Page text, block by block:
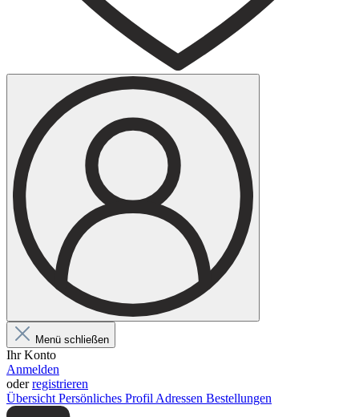
Menü schließen
Ihr Konto
Anmelden
oderregistrieren
Übersicht Persönliches Profil Adressen Bestellungen